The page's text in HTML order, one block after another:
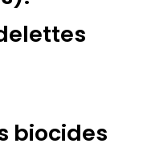
biocides